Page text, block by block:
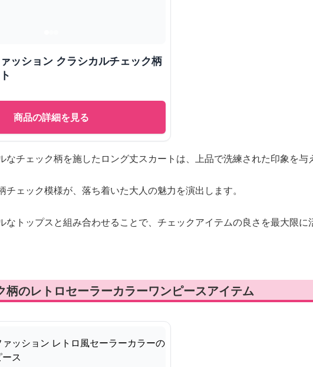
ッション クラシカルチェック柄
商品の詳細を見る
なチェック柄を施したロング丈スカートは、上品で洗練された印象を与
チェック模様が、落ち着いた大人の魅力を演出します。
なトップスと組み合わせることで、チェックアイテムの良さを最大限に
柄のレトロセーラーカラーワンピースアイテム